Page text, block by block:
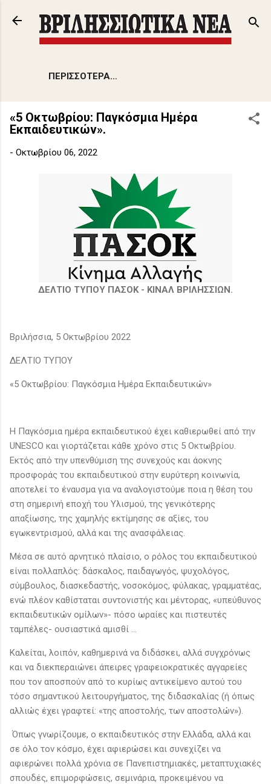
Μετάβαση στο κύριο περιεχόμενο
ΠΕΡΙΣΣΌΤΕΡΑ…
«5 Οκτωβρίου: Παγκόσμια Ημέρα
Εκπαιδευτικών».
- Οκτωβρίου 06, 2022
ΔΕΛΤΙΟ ΤΥΠΟΥ ΠΑΣΟΚ - ΚΙΝΑΛ ΒΡΙΛΗΣΣΙΩΝ.
Βριλήσσια, 5 Οκτωβρίου 2022
ΔΕΛΤΙΟ ΤΥΠΟΥ
«5 Οκτωβρίου: Παγκόσμια Ημέρα Εκπαιδευτικών»
Η Παγκόσμια ημέρα εκπαιδευτικού έχει καθιερωθεί από την
UNESCO και γιορτάζεται κάθε χρόνο στις 5 Οκτωβρίου.
Εκτός από την υπενθύμιση της συνεχούς και άοκνης
προσφοράς του εκπαιδευτικού στην ευρύτερη κοινωνία,
αποτελεί το έναυσμα για να αναλογιστούμε ποια η θέση του
στη σημερινή εποχή του Υλισμού, της γενικότερης
απαξίωσης, της χαμηλής εκτίμησης σε αξίες, του
εγωκεντρισμού, αλλά και της ανασφάλειας.
Μέσα σε αυτό αρνητικό πλαίσιο, ο ρόλος του εκπαιδευτικού
είναι πολλαπλός: δάσκαλος, παιδαγωγός, ψυχολόγος,
σύμβουλος, διασκεδαστής, νοσοκόμος, φύλακας, γραμματέας,
ενώ πλέον καθίσταται συντονιστής και μέντορας, «υπεύθυνος
εκπαιδευτικών ομίλων»- πόσο ωραίες και πιστευτές
ταμπέλες- ουσιαστικά αμισθί ...
Καλείται, λοιπόν, καθημερινά να διδάσκει, αλλά συγχρόνως
και να διεκπεραιώνει άπειρες γραφειοκρατικές αγγαρείες
που τον αποσπούν από το κυρίως αντικείμενο αυτού του
τόσο σημαντικού λειτουργήματος, της διδασκαλίας (ή όπως
αλλιώς έχει γραφτεί: «της αποστολής, των αποστολών»).
Όπως γνωρίζουμε, ο εκπαιδευτικός στην Ελλάδα, αλλά και
σε όλο τον κόσμο, έχει αφιερώσει και συνεχίζει να
αφιερώνει πολλά χρόνια σε Πανεπιστημιακές, μεταπτυχιακές
σπουδές, επιμορφώσεις, σεμινάρια, προκειμένου να